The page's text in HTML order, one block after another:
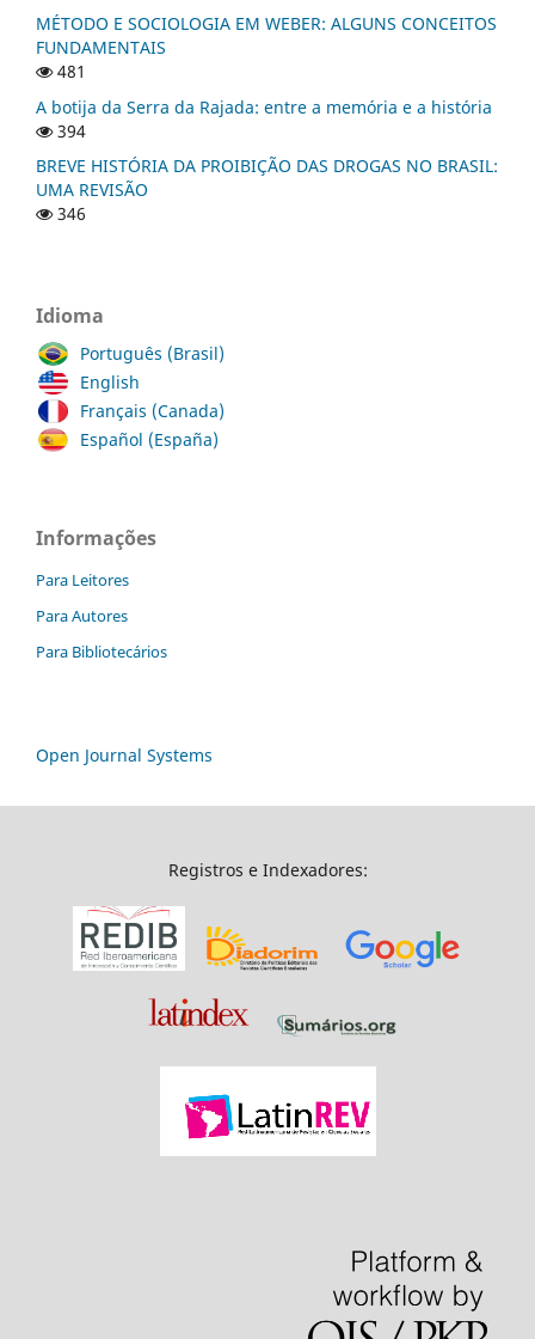
MÉTODO E SOCIOLOGIA EM WEBER: ALGUNS CONCEITOS
FUNDAMENTAIS
481
A botija da Serra da Rajada: entre a memória e a história
394
BREVE HISTÓRIA DA PROIBIÇÃO DAS DROGAS NO BRASIL:
UMA REVISÃO
346
Idioma
Português (Brasil)
English
Français (Canada)
Español (España)
Informações
Para Leitores
Para Autores
Para Bibliotecários
Open Journal Systems
Registros e Indexadores: